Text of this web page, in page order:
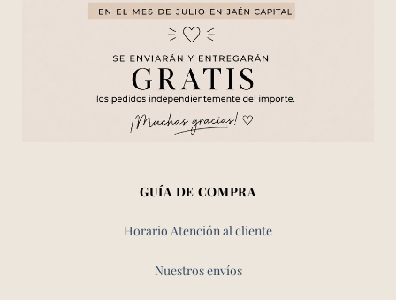
GUÍA DE COMPRA
Horario Atención al cliente
Nuestros envíos